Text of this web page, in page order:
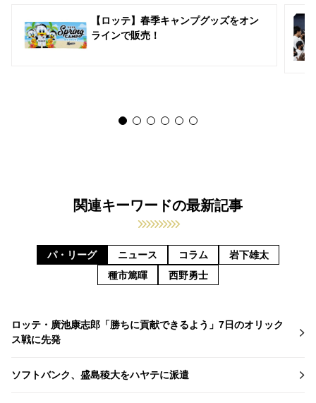
【ロッテ】春季キャンプグッズをオン
ラインで販売！
関連キーワードの最新記事
パ・リーグ ニュース コラム
岩下雄太
種市篤暉
西野勇士
ロッテ・廣池康志郎「勝ちに貢献できるよう」7日のオリック
ス戦に先発
ソフトバンク、盛島稜大をハヤテに派遣